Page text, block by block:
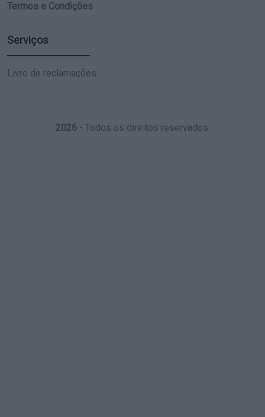
Termos e Condições
Serviços
Livro de reclamações
2026- Todos os direitos reservados.